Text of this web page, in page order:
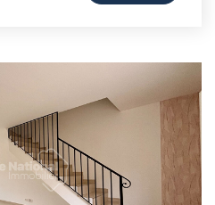
qu'un premier point d'eau.
house complètent le bien. À
d'exploitation seront
, plancher chauffant
pour en discuter.